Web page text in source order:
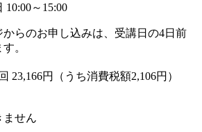
10:00～15:00
からのお申し込みは、受講日の4日前
。
23,166円（うち消費税額2,106円）
ません